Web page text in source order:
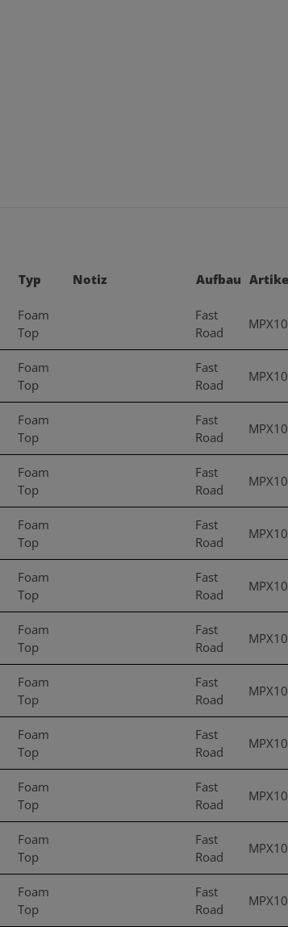
Typ Notiz Aufbau
Foam
Top
Fast
Road
Foam
Top
Fast
Road
Foam
Top
Fast
Road
Foam
Top
Fast
Road
Foam
Top
Fast
Road
Foam
Top
Fast
Road
Foam
Top
Fast
Road
Foam
Top
Fast
Road
Foam
Top
Fast
Road
Foam
Top
Fast
Road
Foam
Top
Fast
Road
Foam
Top
Fast
Road